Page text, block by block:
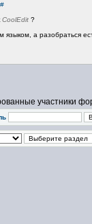
#
CoolEdit ?
языком, а разобраться
участники